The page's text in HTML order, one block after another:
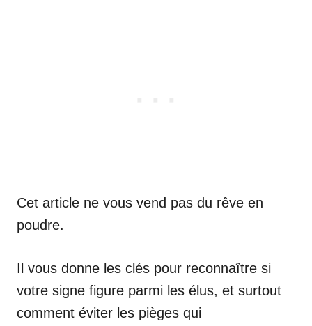
Cet article ne vous vend pas du rêve en
poudre.
Il vous donne les clés pour reconnaître si
votre signe figure parmi les élus, et surtout
comment éviter les pièges qui